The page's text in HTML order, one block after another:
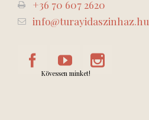
+36 70 607 2620
info@turayidaszinhaz.hu
Kövessen minket!